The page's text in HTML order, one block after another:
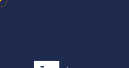
Skip